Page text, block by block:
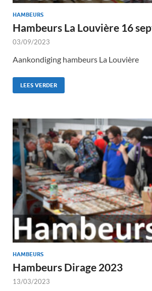
HAMBEURS
Hambeurs La Louvière 16
03/09/2023
Aankondiging hambeurs La Louvière
LEES VERDER
HAMBEURS
Hambeurs Dirage 2023
13/03/2023